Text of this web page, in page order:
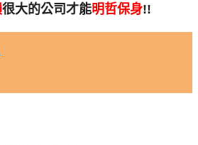
很大的公司才能明哲保身!!